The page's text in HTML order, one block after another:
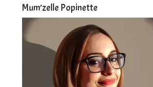
Mum’zelle Popinette